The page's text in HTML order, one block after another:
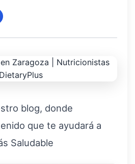
blog, donde
que te ayudará a
Saludable